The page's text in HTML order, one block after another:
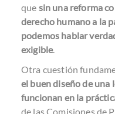
que sin una reforma
derecho humano a la
podemos hablar
exigible.
Otra cuestión
el buen diseño de una
funcionan en la
de las Comisiones de